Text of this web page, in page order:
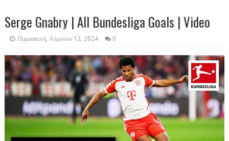
Serge Gnabry | All Bundesliga Goals | Video
Παρασκευή, Απριλίου 12, 2024 0